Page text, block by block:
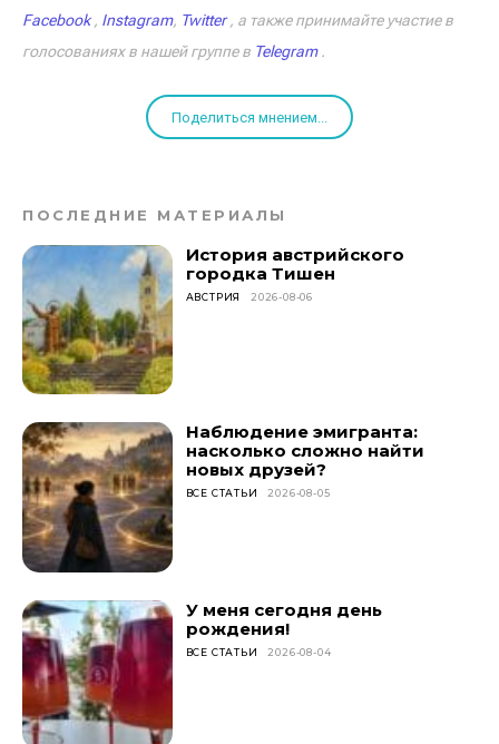
Facebook, Instagram, Twitter, а также принимайте участие в
голосованиях в нашей группе в Telegram.
Поделиться мнением...
ПОСЛЕДНИЕ МАТЕРИАЛЫ
История австрийского
городка Тишен
АВСТРИЯ 2026-08-06
Наблюдение эмигранта:
насколько сложно найти
новых друзей?
ВСЕ СТАТЬИ 2026-08-05
У меня сегодня день
рождения!
ВСЕ СТАТЬИ 2026-08-04